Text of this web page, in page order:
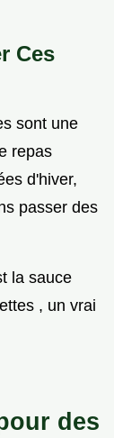
Ces
sont une
repas
d'hiver,
passer des
la sauce
, un vrai
des